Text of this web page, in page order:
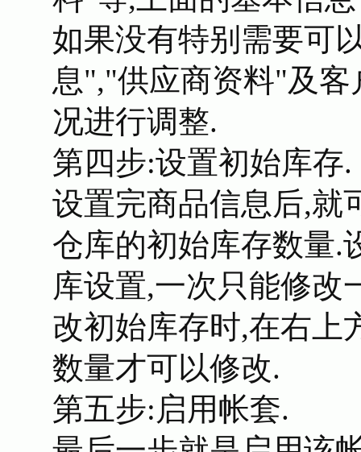
如果没有特别需要可
息","供应商资料"及
况进行调整.
第四步:设置初始库存.
设置完商品信息后,就
仓库的初始库存数量.
库设置,一次只能修改
改初始库存时,在右上
数量才可以修改.
第五步:启用帐套.